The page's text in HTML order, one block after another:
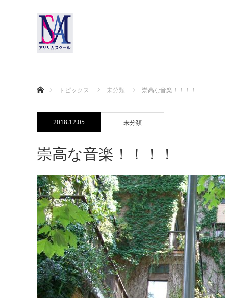
トピックス
未分類 崇高な音楽！！！！
2018.12.05 未分類
崇高な音楽！！！！